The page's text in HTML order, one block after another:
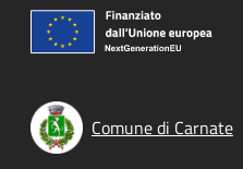
Comune di Carnate